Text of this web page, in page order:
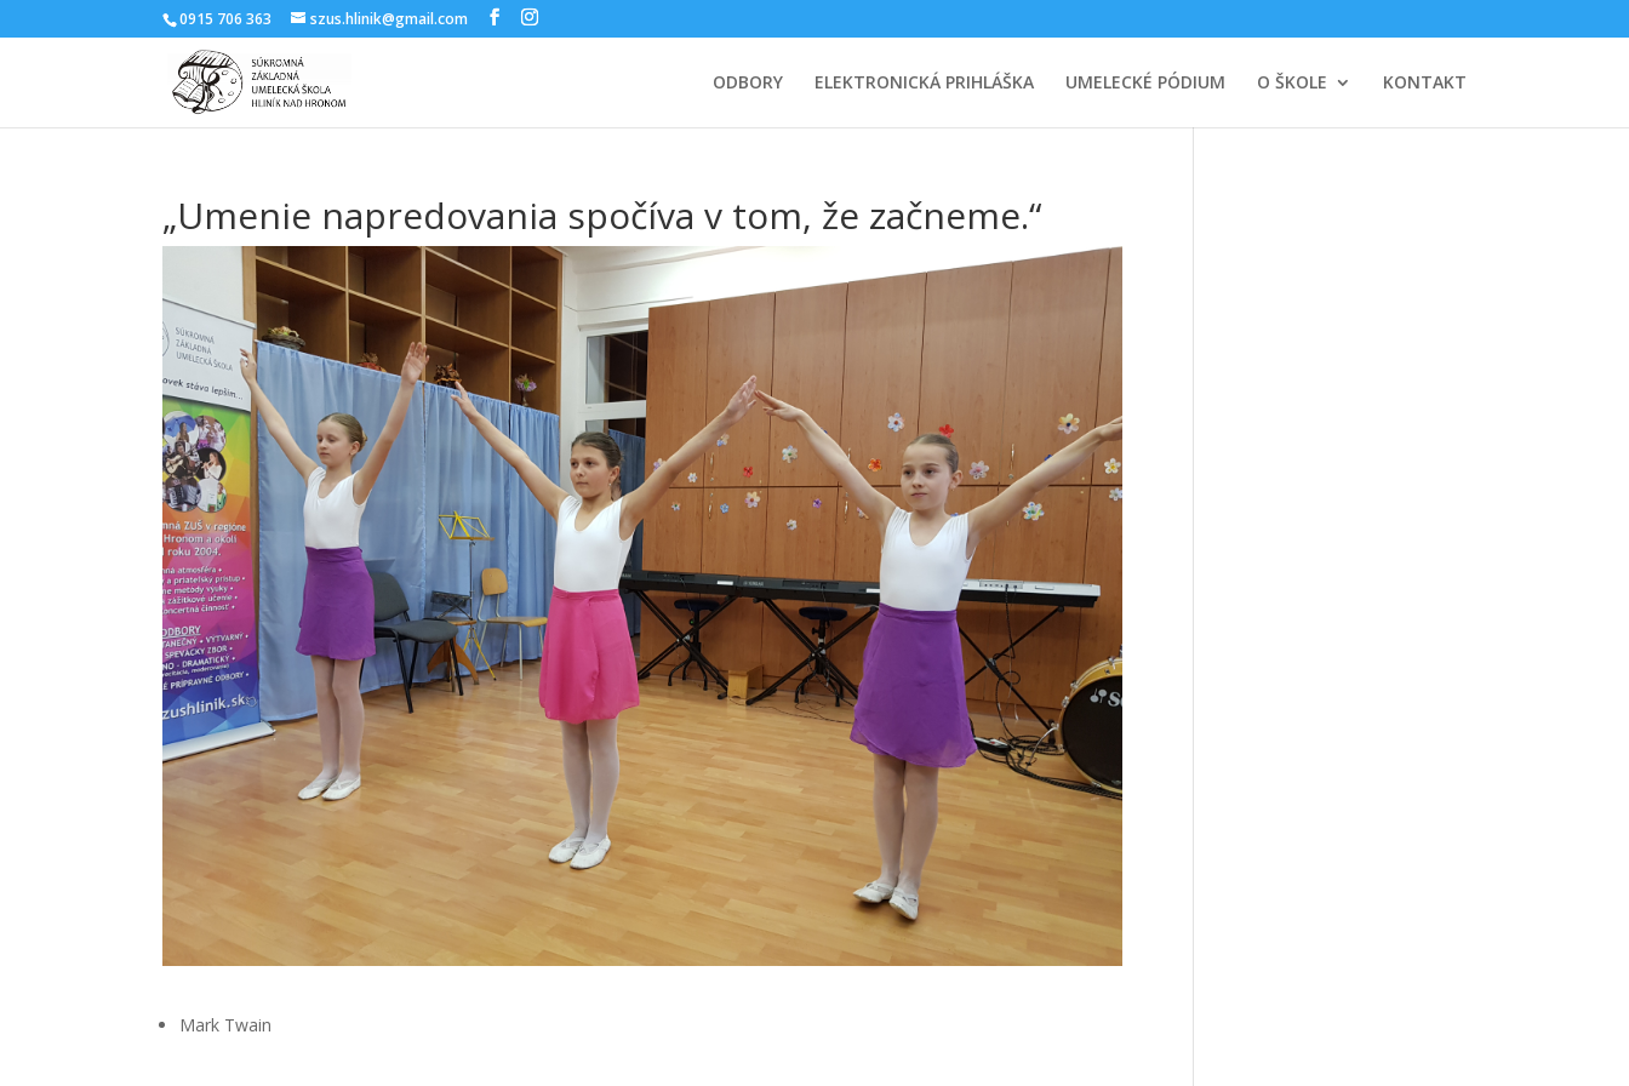
0915 706 363 szus.hlinik@gmail.com
ODBORY ELEKTRONICKÁ PRIHLÁŠKA UMELECKÉ PÓDIUM O ŠKOLE KONTAKT
„Umenie napredovania spočíva v tom, že začneme.“
Mark Twain